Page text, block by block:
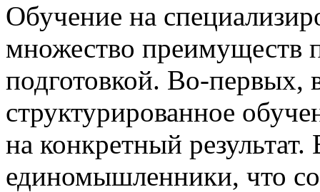
Обучение на
множество преимуществ
подготовкой. Во-первых,
структурированное
на конкретный
единомышленники, что